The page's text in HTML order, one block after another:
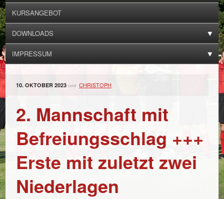
KURSANGEBOT
DOWNLOADS
IMPRESSUM
10. OKTOBER 2023 von CHRISTOPH
2. Mannschaft mit
Befreiungsschlag +++
Erste mit zuletzt zwei
Niederlagen